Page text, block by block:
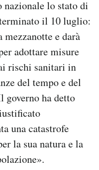
lo stato di
il 10 luglio:
mezzanotte e darà
adottare misure
rischi sanitari in
del tempo e del
governo ha detto
una catastrofe
la sua natura e la